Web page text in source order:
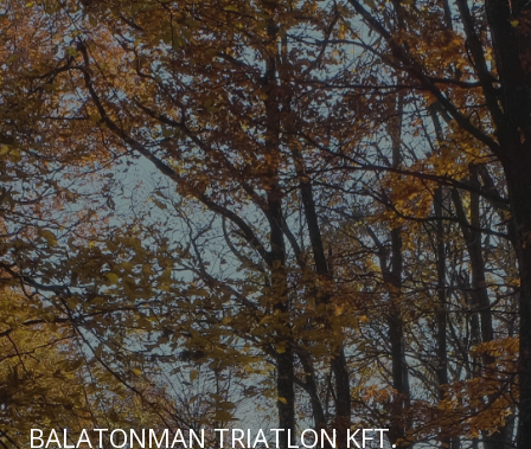
BALATONMAN TRIATLON KFT.